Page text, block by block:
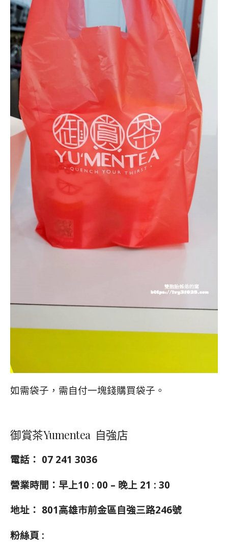
如需袋子，需自付一塊錢購買袋子。
御賞茶Yumentea 自強店
電話： 07 241 3036
營業時間：早上10 : 00 – 晚上 21 : 30
地址： 801高雄市前金區自強三路246號
粉絲頁 :